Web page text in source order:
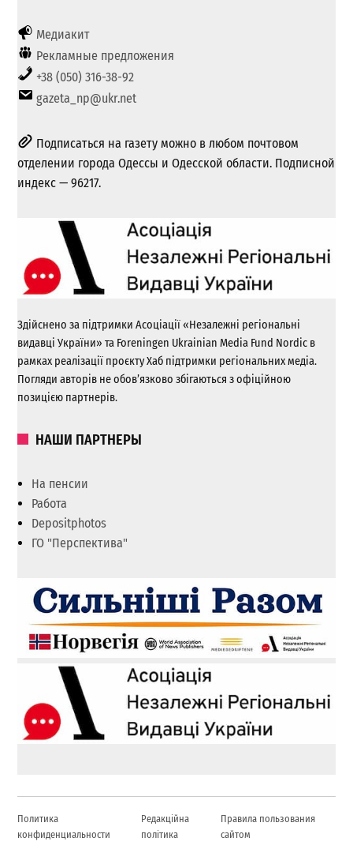
Медиакит
Рекламные предложения
+38 (050) 316-38-92
gazeta_np@ukr.net
Подписаться на газету можно в любом почтовом
отделении города Одессы и Одесской области. Подписной
индекс — 96217.
Здійснено за підтримки Асоціації «Незалежні регіональні
видавці України» та Foreningen Ukrainian Media Fund Nordic в
рамках реалізації проєкту Хаб підтримки регіональних медіа.
Погляди авторів не обов’язково збігаються з офіційною
позицією партнерів.
НАШИ ПАРТНЕРЫ
На пенсии
Работа
Depositphotos
ГО "Перспектива"
Политика
конфиденциальности
Редакційна
політика
Правила пользования
сайтом